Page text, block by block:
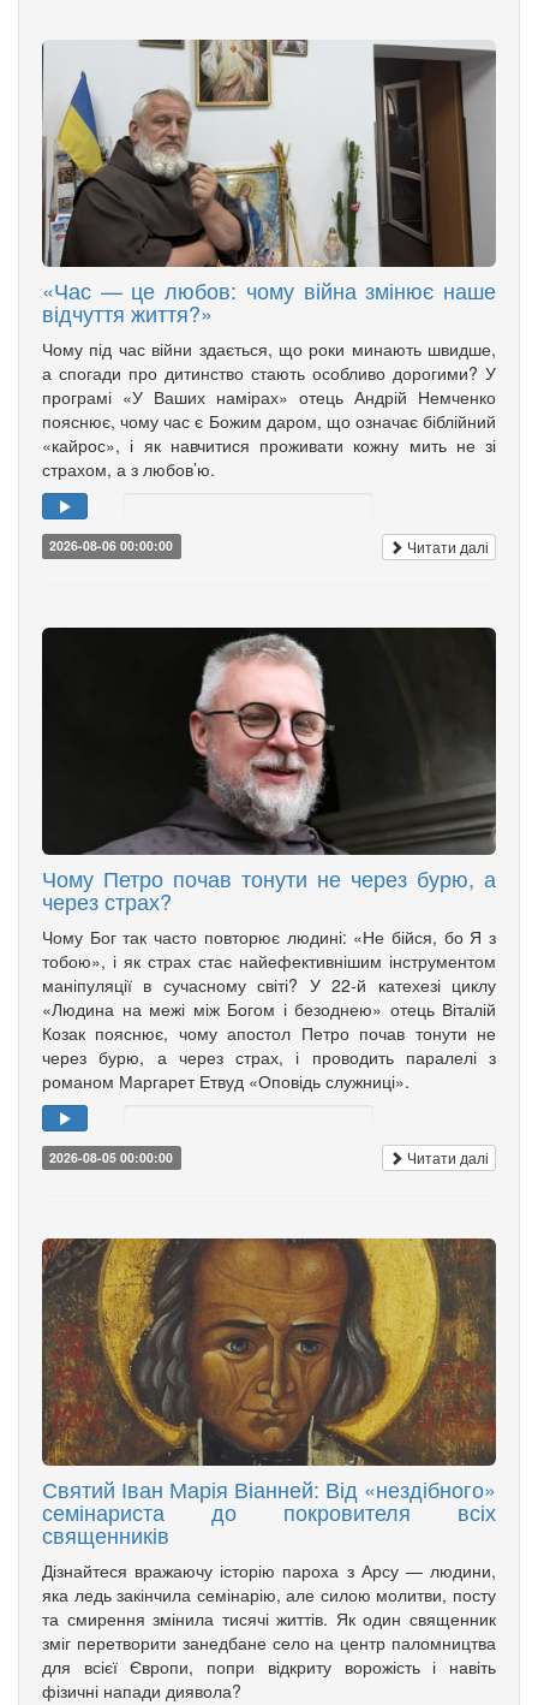
«Час — це любов: чому війна змінює наше
відчуття життя?»
Чому під час війни здається, що роки минають швидше,
а спогади про дитинство стають особливо дорогими? У
програмі «У Ваших намірах» отець Андрій Немченко
пояснює, чому час є Божим даром, що означає біблійний
«кайрос», і як навчитися проживати кожну мить не зі
страхом, а з любов’ю.
2026-08-06 00:00:00 Читати далі
Чому Петро почав тонути не через бурю, а
через страх?
Чому Бог так часто повторює людині: «Не бійся, бо Я з
тобою», і як страх стає найефективнішим інструментом
маніпуляції в сучасному світі? У 22-й катехезі циклу
«Людина на межі між Богом і безоднею» отець Віталій
Козак пояснює, чому апостол Петро почав тонути не
через бурю, а через страх, і проводить паралелі з
романом Маргарет Етвуд «Оповідь служниці».
2026-08-05 00:00:00 Читати далі
Святий Іван Марія Віанней: Від «нездібного»
семінариста до покровителя всіх
священників
Дізнайтеся вражаючу історію пароха з Арсу — людини,
яка ледь закінчила семінарію, але силою молитви, посту
та смирення змінила тисячі життів. Як один священник
зміг перетворити занедбане село на центр паломництва
для всієї Європи, попри відкриту ворожість і навіть
фізичні напади диявола?